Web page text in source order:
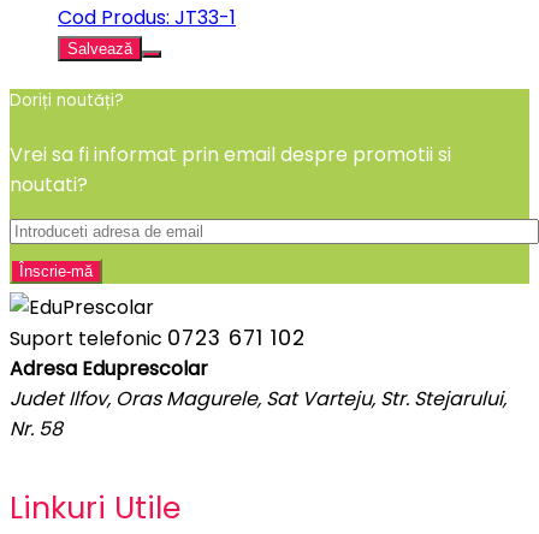
Cod Produs: JT33-1
Salvează
Doriți noutăți?
Vrei sa fi informat prin email despre promotii si
noutati?
Suport telefonic 0723 671 102
Adresa Eduprescolar
Judet Ilfov, Oras Magurele, Sat Varteju, Str. Stejarului,
Nr. 58
Linkuri Utile